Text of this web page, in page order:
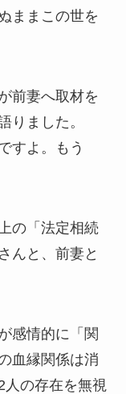
ままこの世を
前妻へ取材を
りました。
すよ。もう
の「法定相続
んと、前妻と
感情的に「関
血縁関係は消
人の存在を無視